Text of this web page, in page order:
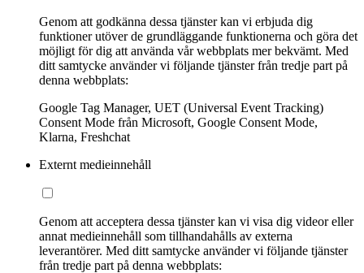
Genom att godkänna dessa tjänster kan vi erbjuda dig
funktioner utöver de grundläggande funktionerna och göra det
möjligt för dig att använda vår webbplats mer bekvämt. Med
ditt samtycke använder vi följande tjänster från tredje part på
denna webbplats:
Google Tag Manager, UET (Universal Event Tracking)
Consent Mode från Microsoft, Google Consent Mode,
Klarna, Freshchat
Externt medieinnehåll
Genom att acceptera dessa tjänster kan vi visa dig videor eller
annat medieinnehåll som tillhandahålls av externa
leverantörer. Med ditt samtycke använder vi följande tjänster
från tredje part på denna webbplats: